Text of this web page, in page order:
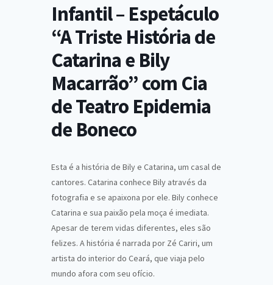
Infantil – Espetáculo
“A Triste História de
Catarina e Bily
Macarrão” com Cia
de Teatro Epidemia
de Boneco
Esta é a história de Bily e Catarina, um casal de
cantores. Catarina conhece Bily através da
fotografia e se apaixona por ele. Bily conhece
Catarina e sua paixão pela moça é imediata.
Apesar de terem vidas diferentes, eles são
felizes. A história é narrada por Zé Cariri, um
artista do interior do Ceará, que viaja pelo
mundo afora com seu ofício.